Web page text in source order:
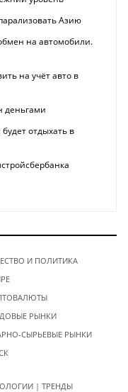
Азию
на автомобили.
на учёт авто в
деньгами
отдыхать в
И ПОЛИТИКА
РЫНКИ
СЫРЬЕВЫЕ РЫНКИ
| ТРЕНДЫ